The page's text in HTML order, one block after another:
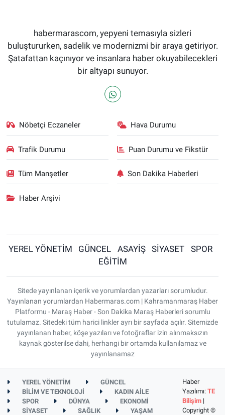
habermarascom, yepyeni temasıyla sizleri
buluştururken, sadelik ve modernizmi bir araya getiriyor.
Şatafattan kaçınıyor ve insanlara haber okuyabilecekleri
bir altyapı sunuyor.
Nöbetçi Eczaneler Hava Durumu
Trafik Durumu Puan Durumu ve Fikstür
Tüm Manşetler Son Dakika Haberleri
Haber Arşivi
YEREL YÖNETİM GÜNCEL ASAYİŞ SİYASET
SPOR
EĞİTİM
Sitede yayınlanan içerik ve yorumlardan yazarları sorumludur.
Yayınlanan yorumlardan Habermaras.com | Kahramanmaraş Haber
Platformu - Maraş Haber - Son Dakika Maraş Haberleri sorumlu
tutulamaz. Sitedeki tüm harici linkler ayrı bir sayfada açılır. Sitemizde
yayınlanan haber, köşe yazıları ve fotoğraflar izin alınmaksızın
kaynak gösterilse dahi, herhangi bir ortamda kullanılamaz ve
yayınlanamaz
YEREL YÖNETİM
GÜNCEL
BİLİM VE TEKNOLOJİ
KADIN AİLE
SPOR
DÜNYA
EKONOMİ
SİYASET
SAĞLIK YAŞAM
Haber
Yazılımı: TE
Bilişim|
Copyright ©